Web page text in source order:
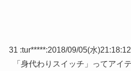
31 :tur*****:2018/09/05(水)21:18:12
「身代わりスイッチ」ってアイ